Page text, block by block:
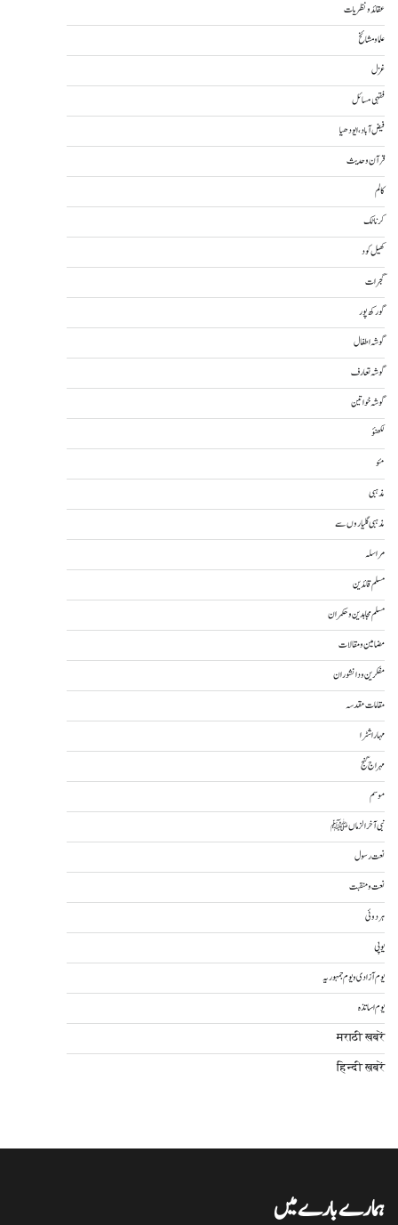
عقائد و نظریات
علما و مشائخ
غزل
فقہی مسائل
فیض آباد، ایودھیا
قرآن و حدیث
کالم
کرناٹک
کھیل کود
گجرات
گورکھ پور
گوشہ اطفال
گوشہ تعارف
گوشہ خواتین
لکھنؤ
مئو
مذہبی
مذہبی گلیاروں سے
مراسلہ
مسلم قائدین
مسلم مجاہدین و حکمران
مضامین و مقالات
مفکرین و دانشوران
مقامات مقدسہ
مہاراشٹرا
مہراج گنج
موسم
نبی آخرالزماںﷺ
نعت رسول
نعت و منقبت
ہردوئی
یوپی
یوم آزادی و یوم جمہوریہ
یوم اساتذہ
मराठी खबरें
हिन्दी ख़बरें
ہمارے بارے میں